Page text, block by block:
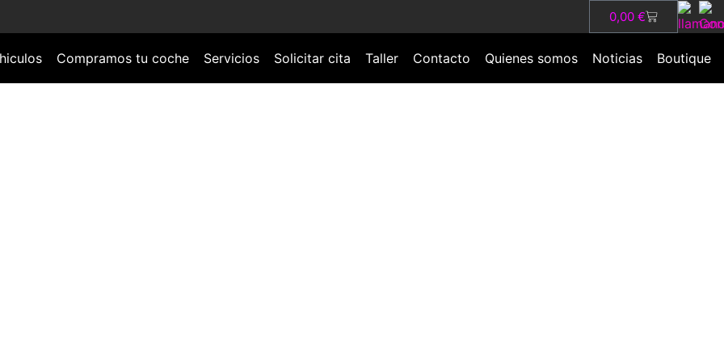
0,00 €
Compramos tu coche Servicios Solicitar cita Taller Contacto Quienes somos Noticias Boutique